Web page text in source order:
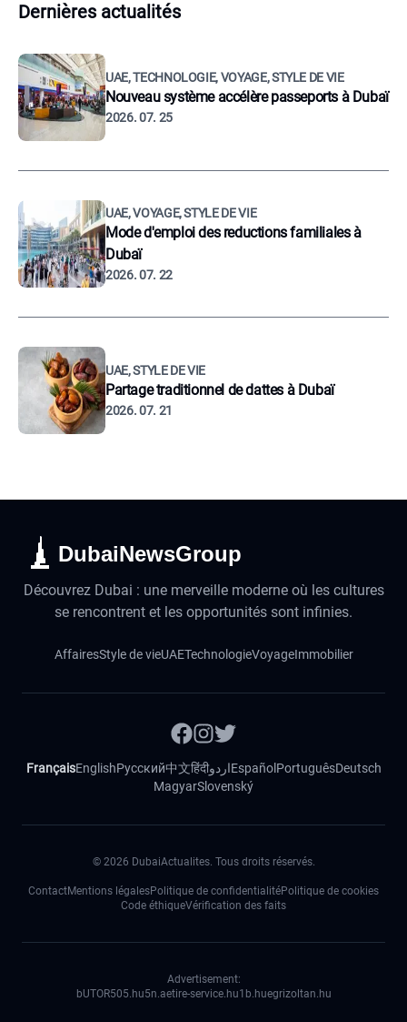
Dernières actualités
UAE, TECHNOLOGIE, VOYAGE, STYLE DE VIE
Nouveau système accélère passeports à Dubaï
2026. 07. 25
UAE, VOYAGE, STYLE DE VIE
Mode d'emploi des reductions familiales à
Dubaï
2026. 07. 22
UAE, STYLE DE VIE
Partage traditionnel de dattes à Dubaï
2026. 07. 21
DubaiNewsGroup
Découvrez Dubai : une merveille moderne où les cultures
se rencontrent et les opportunités sont infinies.
AffairesStyle de vieUAETechnologieVoyageImmobilier
FrançaisEnglishРусский中文हिंदीاردوEspañol PortuguêsDeutsch
MagyarSlovenský
© 2026 DubaiActualites. Tous droits réservés.
ContactMentions légalesPolitique de confidentialitéPolitique de cookies
Code éthiqueVérification des faits
Advertisement:
bUTOR505.hu5n.aetire-service.hu1b.huegrizoltan.hu